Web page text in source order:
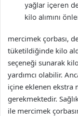
yağlar içeren
kilo alımını
mercimek çorbası,
tüketildiğinde kilo
seçeneği sunarak
yardımcı olabilir.
içine eklenen ekstra
gerekmektedir.
ile mercimek